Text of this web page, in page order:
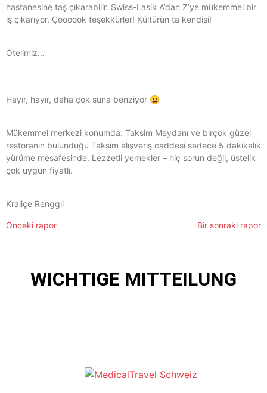
hastanesine taş çıkarabilir. Swiss-Lasik A’dan Z’ye mükemmel bir
iş çıkarıyor. Çoooook teşekkürler! Kültürün ta kendisi!
Otelimiz…
Hayır, hayır, daha çok şuna benziyor 😀
Mükemmel merkezi konumda. Taksim Meydanı ve birçok güzel
restoranın bulunduğu Taksim alışveriş caddesi sadece 5 dakikalık
yürüme mesafesinde. Lezzetli yemekler – hiç sorun değil, üstelik
çok uygun fiyatlı.
Kraliçe Renggli
Önceki rapor Bir sonraki rapor
WICHTIGE MITTEILUNG